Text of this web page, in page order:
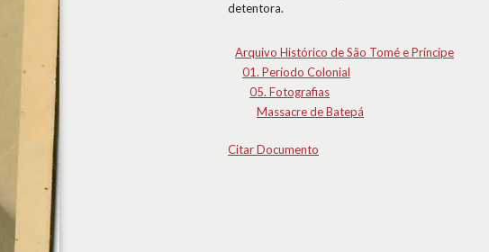
detentora.
Arquivo Histórico de São Tomé e Príncipe
01. Período Colonial
05. Fotografias
Massacre de Batepá
Citar Documento